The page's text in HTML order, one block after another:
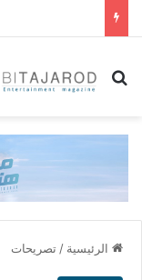
بحث عن
الرئيسية / تصريحات